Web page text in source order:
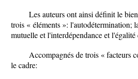
Les auteurs ont ainsi définit le
trois « éléments »: l'autodétermination;
mutuelle et l'interdépendance et l'égalité
Accompagnés de trois « facteurs
le cadre: